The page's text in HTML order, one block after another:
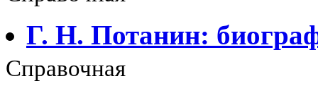
Г. Н. Потанин:
Справочная